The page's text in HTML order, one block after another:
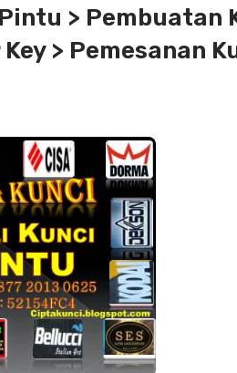
> Pembuatan
> Pemesanan